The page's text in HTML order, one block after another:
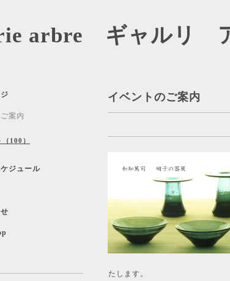
arbre ギャルリ
イベントのご案内
たします。
案内
100）
ジュール